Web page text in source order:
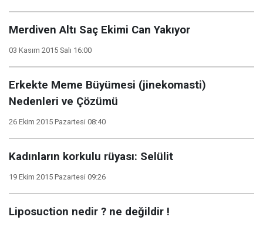
Merdiven Altı Saç Ekimi Can Yakıyor
03 Kasım 2015 Salı 16:00
Erkekte Meme Büyümesi (jinekomasti)
Nedenleri ve Çözümü
26 Ekim 2015 Pazartesi 08:40
Kadınların korkulu rüyası: Selülit
19 Ekim 2015 Pazartesi 09:26
Liposuction nedir ? ne değildir !